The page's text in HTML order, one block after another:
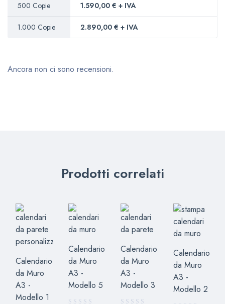
500 Copie 1.590,00 € + IVA
1.000 Copie 2.890,00 € + IVA
Ancora non ci sono recensioni.
Prodotti correlati
Calendario
da Muro
A3 -
Modello 1
Calendario
da Muro
A3 -
Modello 5
Calendario
da Muro
A3 -
Modello 3
Calendario
da Muro
A3 -
Modello 2